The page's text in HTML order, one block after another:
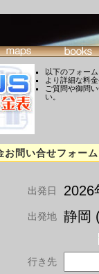
以下のフォー
より詳細な料
ご質問や御問
い。
お問い合せフォーム
出発日 2026
出発地 静岡
行き先